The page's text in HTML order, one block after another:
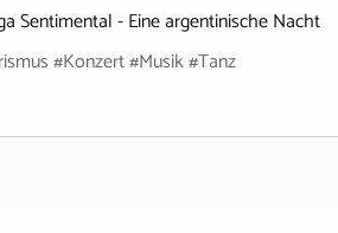
Sentimental - Eine argentinische Nacht
#Konzert #Musik #Tanz